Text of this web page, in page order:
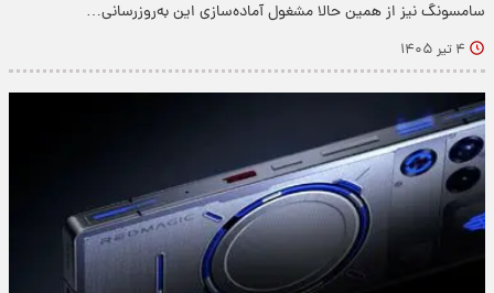
سامسونگ نیز از همین حالا مشغول آماده‌سازی این به‌روزرسانی…
۴ تیر ۱۴۰۵